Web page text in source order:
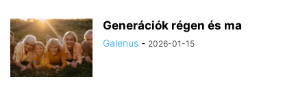
Generációk régen és ma
Galenus - 2026-01-15